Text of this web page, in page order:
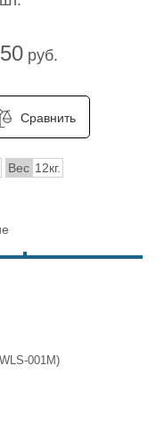
руб.
Сравнить
Вес 12кг.
001M)